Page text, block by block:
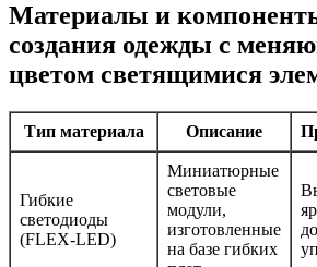
Материалы и
создания одежды с
цветом светящимися
Тип материала Описание
Гибкие
светодиоды
(FLEX-LED)
Миниатюрные
световые
модули,
изготовленные
на базе гибких